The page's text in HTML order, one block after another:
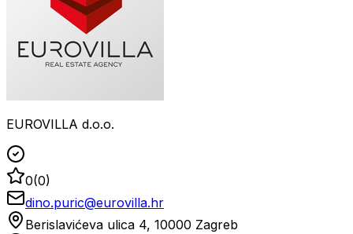
EUROVILLA d.o.o.
0(0)
dino.puric@eurovilla.hr
Berislavićeva ulica 4, 10000 Zagreb